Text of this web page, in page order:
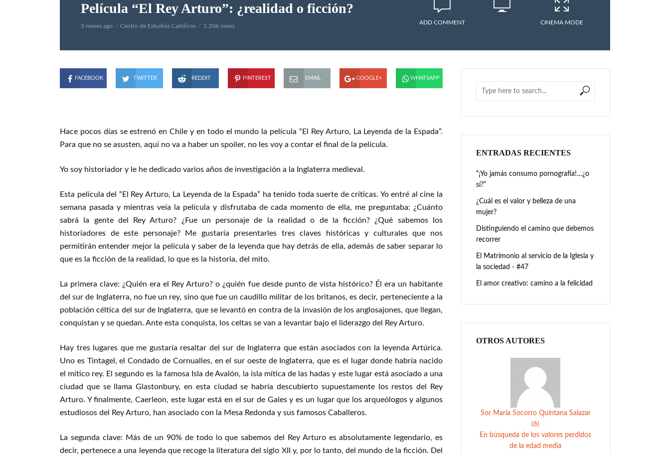
Película “El Rey Arturo”: ¿realidad o ficción?
3 meses ago Centro de Estudios Católicos 1,206 views
ADD COMMENT CINEMA MODE
FACEBOOK TWITTER REDDIT PINTEREST EMAIL GOOGLE+ WHATSAPP
Hace pocos días se estrenó en Chile y en todo el mundo la película “El Rey Arturo, La Leyenda de la Espada”.
Para que no se asusten, aquí no va a haber un spoiler, no les voy a contar el final de la película.
Yo soy historiador y le he dedicado varios años de investigación a la Inglaterra medieval.
Esta película del “El Rey Arturo, La Leyenda de la Espada” ha tenido toda suerte de críticas. Yo entré al cine la
semana pasada y mientras veía la película y disfrutaba de cada momento de ella, me preguntaba: ¿Cuánto
sabrá la gente del Rey Arturo? ¿Fue un personaje de la realidad o de la ficción? ¿Qué sabemos los
historiadores de este personaje? Me gustaría presentarles tres claves históricas y culturales que nos
permitirán entender mejor la película y saber de la leyenda que hay detrás de ella, además de saber separar lo
que es la ficción de la realidad, lo que es la historia, del mito.
La primera clave: ¿Quién era el Rey Arturo? o ¿quién fue desde punto de vista histórico? Él era un habitante
del sur de Inglaterra, no fue un rey, sino que fue un caudillo militar de los britanos, es decir, perteneciente a la
población céltica del sur de Inglaterra, que se levantó en contra de la invasión de los anglosajones, que llegan,
conquistan y se quedan. Ante esta conquista, los celtas se van a levantar bajo el liderazgo del Rey Arturo.
Hay tres lugares que me gustaría resaltar del sur de Inglaterra que están asociados con la leyenda Artúrica.
Uno es Tintagel, elCondado de Cornualles, en el sur oeste de Inglaterra, que es el lugar donde habría nacido
el mítico rey. El segundo es la famosa Isla de Avalón, la isla mítica de las hadas y este lugar está asociado a una
ciudad que se llama Glastonbury, en esta ciudad se habría descubierto supuestamente los restos del Rey
Arturo. Y finalmente, Caerleon, este lugar está en el sur de Gales y es un lugar que los arqueólogos y algunos
estudiosos del Rey Arturo, han asociado con la Mesa Redonda y sus famosos Caballeros.
La segunda clave: Más de un 90% de todo lo que sabemos del Rey Arturo es absolutamente legendario, es
decir, pertenece a una leyenda que recoge la literatura del siglo XII y, por lo tanto, del mundo de la ficción. Del
ENTRADAS RECIENTES
“¡Yo jamás consumo pornografía!…¿o
sí?”
¿Cuál es el valor y belleza de una
mujer?
Distinguiendo el camino que debemos
recorrer
El Matrimonio al servicio de la Iglesia y
la sociedad - #47
El amor creativo: camino a la felicidad
OTROS AUTORES
Sor María Socorro Quintana Salazar
(6)
En búsqueda de los valores perdidos
de la edad media